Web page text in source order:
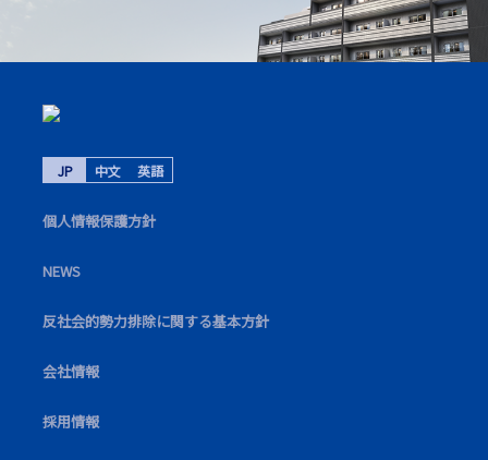
JP 中文 英語
個⼈情報保護⽅針
NEWS
反社会的勢力排除に関する基本方針
会社情報
採⽤情報